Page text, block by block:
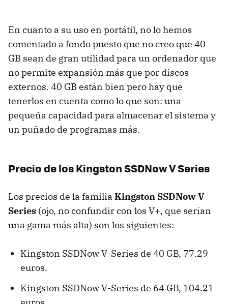
En cuanto a su uso en portátil, no lo hemos
comentado a fondo puesto que no creo que 40
GB sean de gran utilidad para un ordenador que
no permite expansión más que por discos
externos. 40 GB están bien pero hay que
tenerlos en cuenta como lo que son: una
pequeña capacidad para almacenar el sistema y
un puñado de programas más.
Precio de los Kingston SSDNow V Series
Los precios de la familia Kingston SSDNow V
Series (ojo, no confundir con los V+, que serían
una gama más alta) son los siguientes:
Kingston SSDNow V-Series de 40 GB, 77.29
euros.
Kingston SSDNow V-Series de 64 GB, 104.21